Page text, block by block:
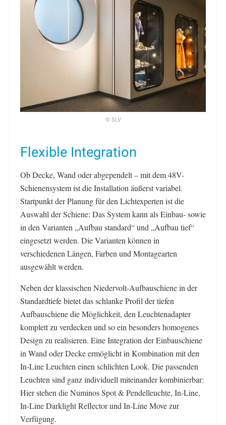
© SLV
Flexible Integration
Ob Decke, Wand oder abgependelt – mit dem 48V-
Schienensystem ist die Installation äußerst variabel.
Startpunkt der Planung für den Lichtexperten ist die
Auswahl der Schiene: Das System kann als Einbau- sowie
in den Varianten „Aufbau standard“ und „Aufbau tief“
eingesetzt werden. Die Varianten können in
verschiedenen Längen, Farben und Montagearten
ausgewählt werden.
Neben der klassischen Niedervolt-Aufbauschiene in der
Standardtiefe bietet das schlanke Profil der tiefen
Aufbauschiene die Möglichkeit, den Leuchtenadapter
komplett zu verdecken und so ein besonders homogenes
Design zu realisieren. Eine Integration der Einbauschiene
in Wand oder Decke ermöglicht in Kombination mit den
In-Line Leuchten einen schlichten Look. Die passenden
Leuchten sind ganz individuell miteinander kombinierbar:
Hier stehen die Numinos Spot & Pendelleuchte, In-Line,
In-Line Darklight Reflector und In-Line Move zur
Verfügung.